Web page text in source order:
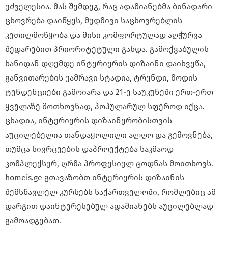
უძველესია. მას შემდეგ, რაც ადამიანებმა ბინადარი
ცხოვრება დაიწყეს, მუდმივი საცხოვრებლის
კეთილმოწყობა და მისი კომფორტულად აღჭურვა
შედარებით პრიორიტეტული გახდა. გამოქვაბულის
ხანიდან დღემდე ინტერიერის დიზაინი დაიხვეწა,
განვითარების უამრავი სტადია, ტრენდი, მოდის
ტენდენციები გამოიარა და 21-ე საუკუნეში ერთ-ერთ
ყველაზე მოთხოვნად, პოპულარულ სფეროდ იქცა.
ცხადია, ინტერიერის დიზაინერობისთვის
აუცილებელია თანდაყოლილი ალღო და გემოვნება,
თუმცა სივრცეების დაპროექტება საკმაოდ
კომპლექსურ, ღრმა პროფესიულ ცოდნას მოითხოვს.
homeis.ge გთავაზობთ ინტერიერის დიზაინის
შემსწავლელ კურსებს საქართველოში, რომლებიც ამ
დარგით დაინტერესებულ ადამიანებს აუცილებლად
გამოადგებათ.